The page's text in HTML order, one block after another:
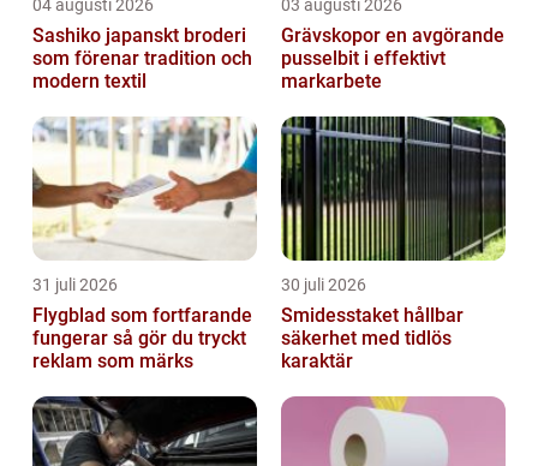
04 augusti 2026
Sashiko japanskt broderi
som förenar tradition och
modern textil
03 augusti 2026
Grävskopor en avgörande
pusselbit i effektivt
markarbete
31 juli 2026
Flygblad som fortfarande
fungerar så gör du tryckt
reklam som märks
30 juli 2026
Smidesstaket hållbar
säkerhet med tidlös
karaktär